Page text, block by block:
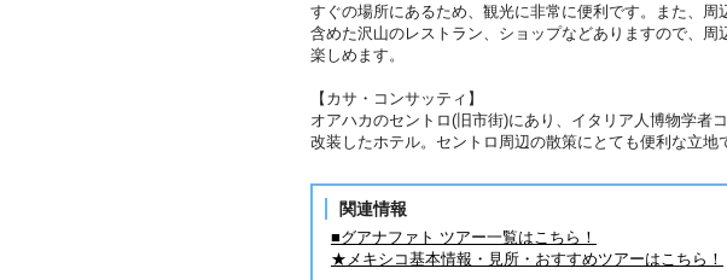
すぐの場所にあるため、観光に非常に便利です。また、周
含めた沢山のレストラン、ショップなどありますので、周
楽しめます。
【カサ・コンサッティ】
オアハカのセントロ(旧市街)にあり、イタリア人博物学者
改装したホテル。セントロ周辺の散策にとても便利な立地
関連情報
■グアナファト ツアー一覧はこちら！
★メキシコ基本情報・見所・おすすめツアーはこちら！